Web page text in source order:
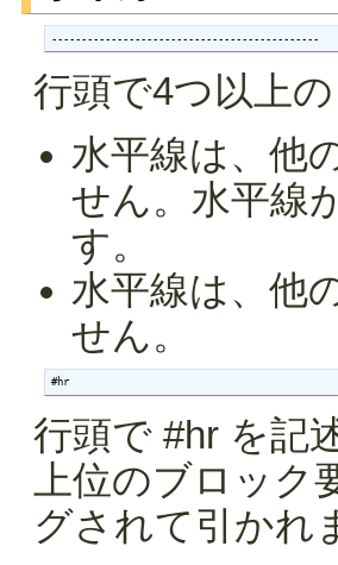
---------------------------------------------
行頭で4つ以上
水平線は、他
せん。水平線
す。
水平線は、他
せん。
#hr
行頭で #hr を記
上位のブロッ
グされて引かれ